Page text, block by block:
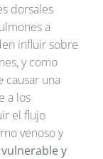
dorsales
a
influir sobre
y como
causar una
a los
el flujo
venoso y
vulnerable y